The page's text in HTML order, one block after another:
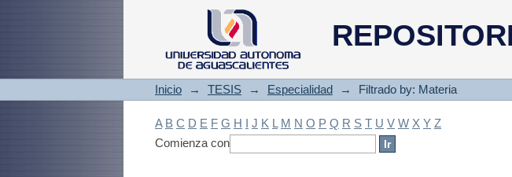
Filtrado by: Materia
Inicio → TESIS → Especialidad → Filtrado by: Materia
A B C D E F G H I J K L M N O P Q R S T U V W X Y Z
Comienza con